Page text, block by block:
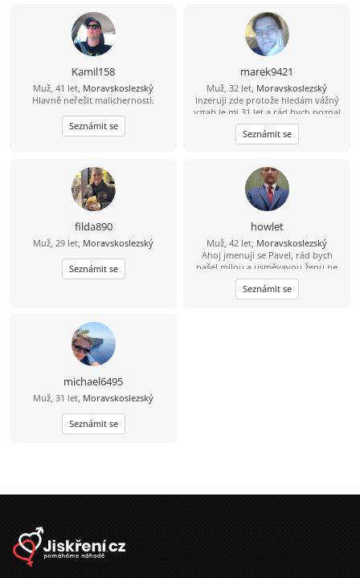
horách :). Hledám životní
partnerku.Umíš ocenit muže, co umí
uvařit i něco jiného než čaj a
instantní polévku? ????“
Kamil158
Muž, 41 let, Moravskoslezský
Hlavně neřešit malichernosti.
Seznámit se
marek9421
Muž, 32 let, Moravskoslezský
Inzeruji zde protože hledám vážný
vztah je mi 31 let a rád bych poznal
tu pravou. Abych byl řekl pravdu
mám epilepsii od 15 let takže bydlím
s mamkou v Havířově nemějte mi to
myslí vážně. Jinak mezi mé koníčky
patří čtení mangy a anime občas
pečení (hlavně sladkého) Pokud jsi
člověk s kterým se dá sednout
normálně se sním bavit smát a
budovat vztah budu rád za tvou
odpověď.
Seznámit se
filda890
Muž, 29 let, Moravskoslezský
Seznámit se
howlet
Muž, 42 let, Moravskoslezský
Ahoj jmenuji se Pavel, rád bych
našel milou a usměvavou ženu ne
jen na pokec ale pokud možno i na
vážný vztah mezi 26 a 49 lety, pokud
budeš chtít ozvi se, budu moc rád
Seznámit se
michael6495
Muž, 31 let, Moravskoslezský
Seznámit se